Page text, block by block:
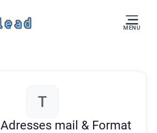
MENU
T
Adresses mail & Format